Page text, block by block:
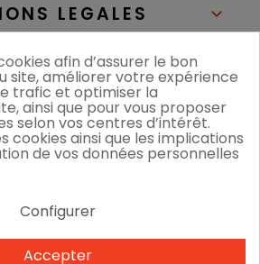
LEGALES 

Nous acceptons
afin d’assurer le bon
site, améliorer votre expérience
trafic et optimiser la
ainsi que pour vous proposer
selon vos centres d’intérêt.
cookies ainsi que les implications
de vos données personnelles
Configurer
Accepter